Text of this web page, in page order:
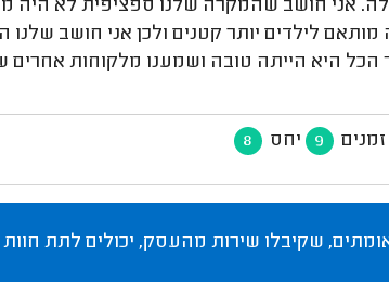
אני חושב שהמקרה שלנו ספציפית לא היה
לילדים יותר קטנים ולכן אני חושב
הכל היא הייתה טובה ושמענו מלקוחות
זמנים 9 יחס 8
שקיבלו שירות מהעסק, יכולים לתת